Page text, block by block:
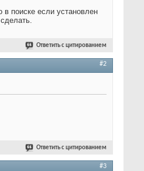
поиске если установлен
Ответить с цитированием
#2
Ответить с цитированием
#3